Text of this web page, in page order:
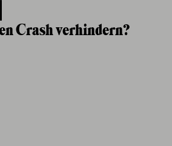
Crash verhindern?